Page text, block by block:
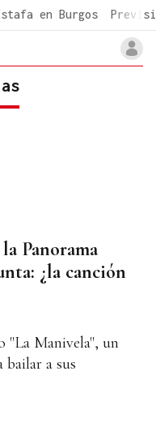
en Burgos
Panorama
¿la canción
"La Manivela", un
bailar a sus